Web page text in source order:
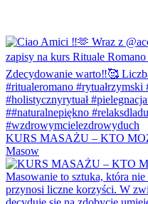
KURS MASAŻU – KTO
Masow